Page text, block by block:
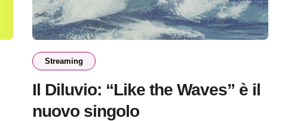
Streaming
Il Diluvio: “Like the Waves” è il
nuovo singolo